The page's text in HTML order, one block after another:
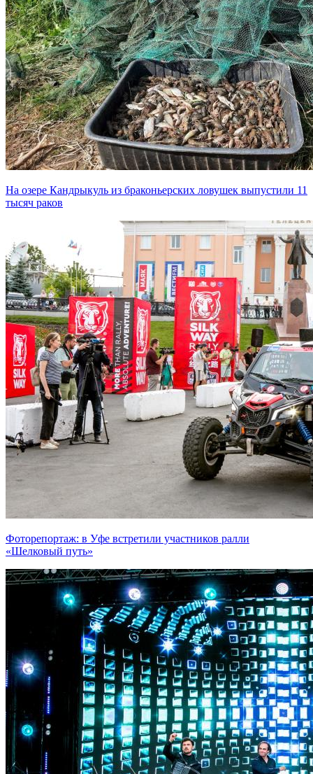
На озере Кандрыкуль из браконьерских ловушек выпустили 11
тысяч раков
Фоторепортаж: в Уфе встретили участников ралли
«Шелковый путь»